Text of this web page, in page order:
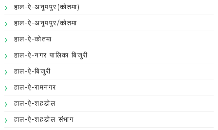
हाल-ऐ-अनूपपुर(कोतमा)
हाल-ऐ-अनूपपुर/कोतमा
हाल-ऐ-कोतमा
हाल-ऐ-नगर पालिका बिजुरी
हाल-ऐ-बिजुरी
हाल-ऐ-रामनगर
हाल-ऐ-शहडोल
हाल-ऐ-शहडोल संभाग